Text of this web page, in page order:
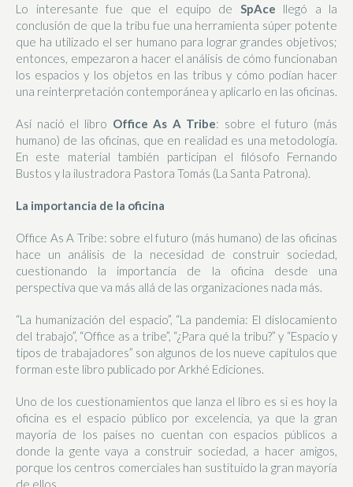
Lo interesante fue que el equipo de SpAce llegó a la
conclusión de que la tribu fue una herramienta súper potente
que ha utilizado el ser humano para lograr grandes objetivos;
entonces, empezaron a hacer el análisis de cómo funcionaban
los espacios y los objetos en las tribus y cómo podían hacer
una reinterpretación contemporánea y aplicarlo en las oficinas.
Así nació el libro Office As A Tribe: sobre el futuro (más
humano) de las oficinas, que en realidad es una metodología.
En este material también participan el filósofo Fernando
Bustos y la ilustradora Pastora Tomás (La Santa Patrona).
La importancia de la oficina
Office As A Tribe: sobre el futuro (más humano) de las oficinas
hace un análisis de la necesidad de construir sociedad,
cuestionando la importancia de la oficina desde una
perspectiva que va más allá de las organizaciones nada más.
“La humanización del espacio”, “La pandemia: El dislocamiento
del trabajo”, “Office as a tribe”, “¿Para qué la tribu?” y “Espacio y
tipos de trabajadores” son algunos de los nueve capítulos que
forman este libro publicado por Arkhé Ediciones.
Uno de los cuestionamientos que lanza el libro es si es hoy la
oficina es el espacio público por excelencia, ya que la gran
mayoría de los países no cuentan con espacios públicos a
donde la gente vaya a construir sociedad, a hacer amigos,
porque los centros comerciales han sustituido la gran mayoría
de ellos.